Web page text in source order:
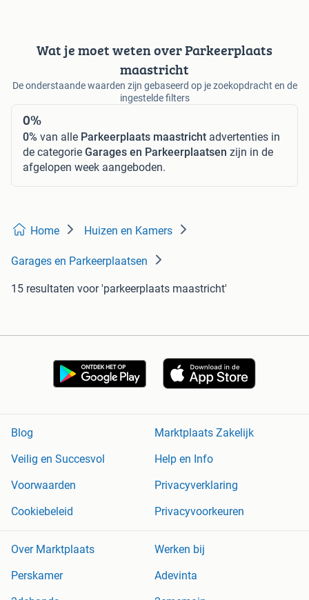
Wat je moet weten over Parkeerplaats
maastricht
De onderstaande waarden zijn gebaseerd op je zoekopdracht en de
ingestelde filters
0%
0% van alle Parkeerplaats maastricht advertenties in
de categorie Garages en Parkeerplaatsen zijn in de
afgelopen week aangeboden.
Home Huizen en Kamers
Garages en Parkeerplaatsen
15 resultaten voor 'parkeerplaats maastricht'
Blog
Marktplaats Zakelijk
Veilig en Succesvol
Help en Info
Voorwaarden
Privacyverklaring
Cookiebeleid
Privacyvoorkeuren
Over Marktplaats
Werken bij
Perskamer
Adevinta